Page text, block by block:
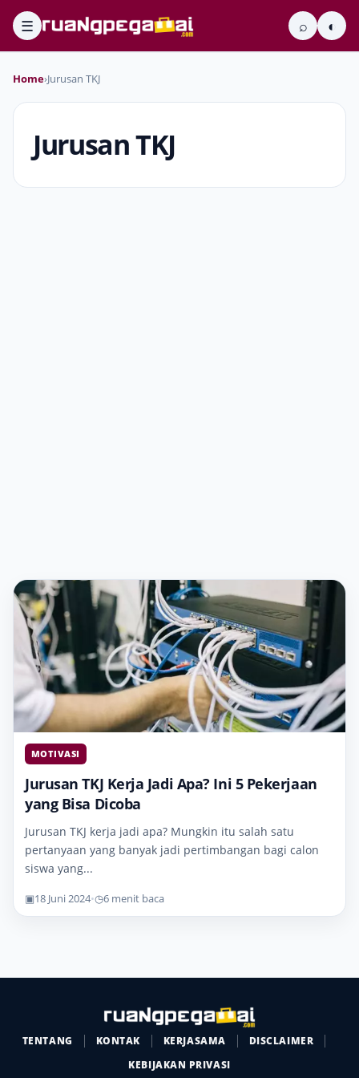
☰ ⌕ ◐
Home›Jurusan TKJ
Jurusan TKJ
MOTIVASI
Jurusan TKJ Kerja Jadi Apa? Ini 5 Pekerjaan
yang Bisa Dicoba
Jurusan TKJ kerja jadi apa? Mungkin itu salah satu
pertanyaan yang banyak jadi pertimbangan bagi calon
siswa yang...
▣18 Juni 2024•◷6 menit baca
TENTANG KONTAK KERJASAMA
DISCLAIMER
KEBIJAKAN PRIVASI